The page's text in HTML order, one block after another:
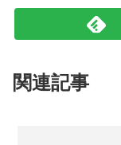
関連記事